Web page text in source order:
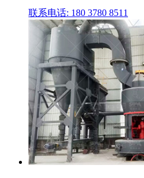
联系电话: 180 3780 8511